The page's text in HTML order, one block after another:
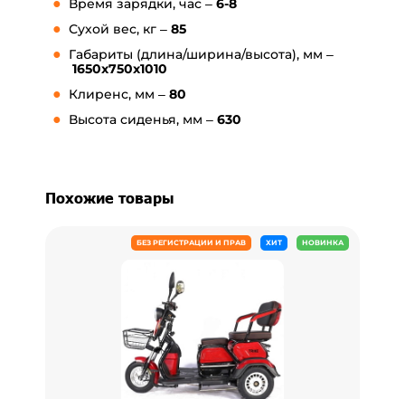
Время зарядки, час – 6-8
Сухой вес, кг – 85
Габариты (длина/ширина/высота), мм –
1650x750x1010
Клиренс, мм – 80
Высота сиденья, мм – 630
Похожие товары
БЕЗ РЕГИСТРАЦИИ И ПРАВ ХИТ НОВИНКА